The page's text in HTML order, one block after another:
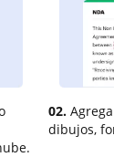
02.
dibujos,